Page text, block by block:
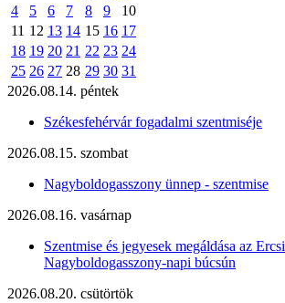
4
5 6 7 8 9
10
11 12 13 14 15 16 17
18 19 20 21 22 23 24
25 26 27 28 29 30 31
2026.08.14. péntek
Székesfehérvár fogadalmi szentmiséje
2026.08.15. szombat
Nagyboldogasszony ünnep - szentmise
2026.08.16. vasárnap
Szentmise és jegyesek megáldása az Ercsi
Nagyboldogasszony-napi búcsún
2026.08.20. csütörtök